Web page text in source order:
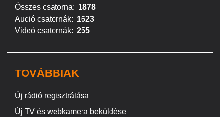
Összes csatorna: 1878
Audió csatornák: 1623
Videó csatornák: 255
TOVÁBBIAK
Új rádió regisztrálása
Új TV és webkamera beküldése